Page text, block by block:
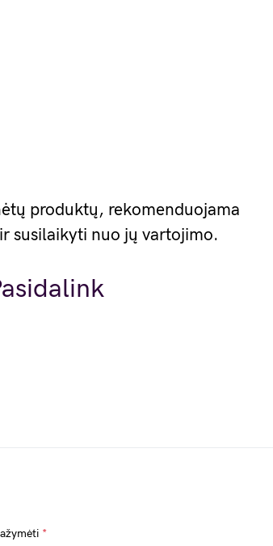
produktų, rekomenduojama
susilaikyti nuo jų vartojimo.
*